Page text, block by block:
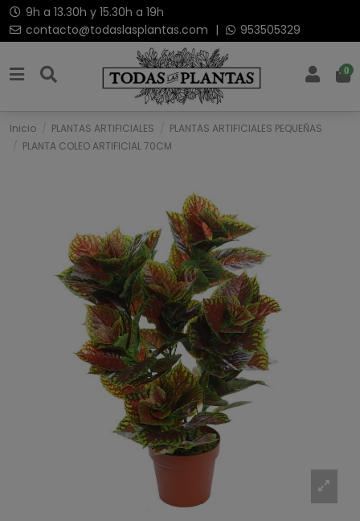
9h a 13.30h y 15.30h a 19h
contacto@todaslasplantas.com | 953505329
0
Inicio PLANTAS ARTIFICIALES
PLANTAS ARTIFICIALES PEQUEÑAS
PLANTA COLEO ARTIFICIAL 70CM